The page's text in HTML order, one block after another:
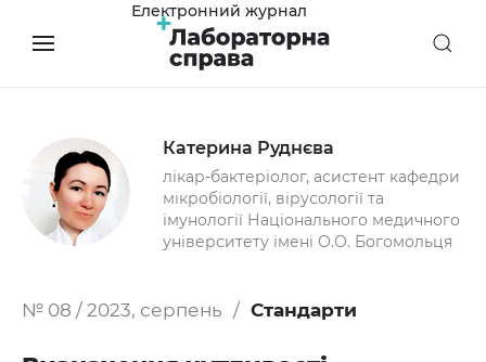
Електронний журнал
Катерина Руднєва
лікар-бактеріолог, асистент кафедри
мікробіології, вірусології та
імунології Національного медичного
університету імені О.О. Богомольця
№ 08 / 2023, серпень Стандарти